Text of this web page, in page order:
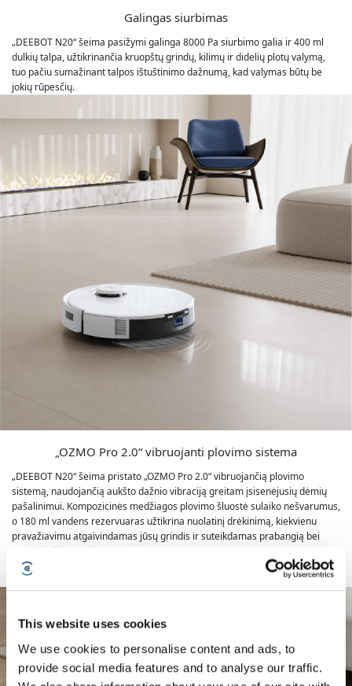
This website uses cookies
We use cookies to personalise content and ads, to
provide social media features and to analyse our traffic.
Galingas siurbimas
„DEEBOT N20“ šeima pasižymi galinga 8000 Pa siurbimo galia ir 400 ml
dulkių talpa, užtikrinančia kruopštų grindų, kilimų ir didelių plotų valymą,
tuo pačiu sumažinant talpos ištuštinimo dažnumą, kad valymas būtų be
jokių rūpesčių.
„OZMO Pro 2.0“ vibruojanti plovimo sistema
„DEEBOT N20“ šeima pristato „OZMO Pro 2.0“ vibruojančią plovimo
sistemą, naudojančią aukšto dažnio vibraciją greitam įsisenėjusių dėmių
pašalinimui. Kompozicinės medžiagos plovimo šluostė sulaiko nešvarumus,
o 180 ml vandens rezervuaras užtikrina nuolatinį drėkinimą, kiekvienu
pravažiavimu atgaivindamas jūsų grindis ir suteikdamas prabangią bei
nepriekaištingą valymo patirtį.